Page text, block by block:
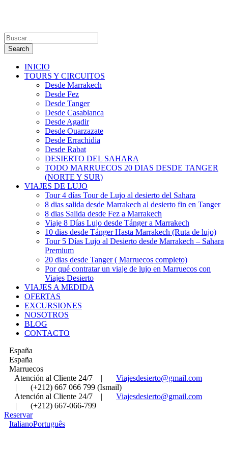
INICIO
TOURS Y CIRCUITOS
Desde Marrakech
Desde Fez
Desde Tanger
Desde Casablanca
Desde Agadir
Desde Ouarzazate
Desde Errachidia
Desde Rabat
DESIERTO DEL SAHARA
TODO MARRUECOS 20 DIAS DESDE TANGER
(NORTE Y SUR)
VIAJES DE LUJO
Tour 4 días Tour de Lujo al desierto del Sahara
8 dias salida desde Marrakech al desierto fin en Tanger
8 dias Salida desde Fez a Marrakech
Viaje 8 Días Lujo desde Tánger a Marrakech
10 dias desde Tánger Hasta Marrakech (Ruta de lujo)
Tour 5 Días Lujo al Desierto desde Marrakech – Sahara
Premium
20 dias desde Tanger ( Marruecos completo)
Por qué contratar un viaje de lujo en Marruecos con
Viajes Desierto
VIAJES A MEDIDA
OFERTAS
EXCURSIONES
NOSOTROS
BLOG
CONTACTO
España
España
Marruecos
Atención al Cliente 24/7
|
Viajesdesierto@gmail.com
|
(+212) 667 066 799 (Ismail)
Atención al Cliente 24/7
|
Viajesdesierto@gmail.com
|
(+212) 667-066-799
Reservar
ItalianoPortuguês